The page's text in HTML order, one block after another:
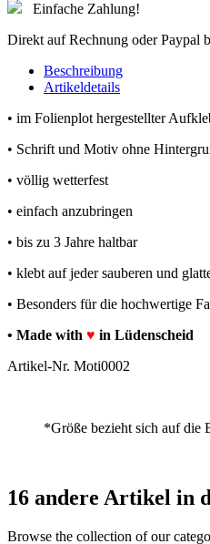
Einfache Zahlung!
Direkt auf Rechnung oder Paypal
Beschreibung
Artikeldetails
• im Folienplot hergestellter
• Schrift und Motiv ohne
• völlig wetterfest
• einfach anzubringen
• bis zu 3 Jahre haltbar
• klebt auf jeder sauberen und
• Besonders für die hochwertige
• Made with ♥ in Lüdenscheid
Artikel-Nr. Moti0002
*Größe bezieht sich auf die
16 andere Artikel in
Browse the collection of our